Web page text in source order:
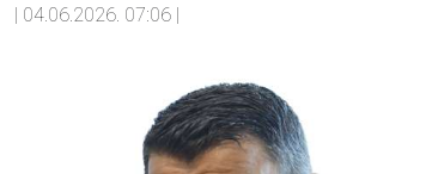
| 04.06.2026. 07:06 |